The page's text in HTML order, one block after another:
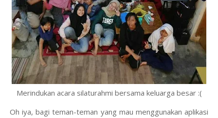
Merindukan acara silaturahmi bersama keluarga besar :(
Oh iya, bagi teman-teman yang mau menggunakan aplikasi